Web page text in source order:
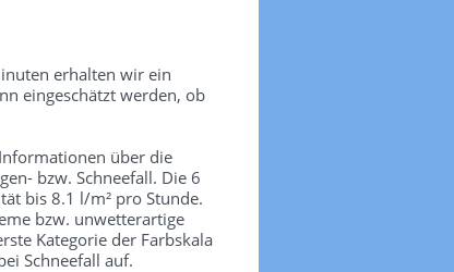
erhalten wir ein
eingeschätzt werden, ob
über die
bzw. Schneefall. Die 6
bis 8.1 l/m² pro Stunde.
bzw. unwetterartige
Kategorie der Farbskala
Schneefall auf.